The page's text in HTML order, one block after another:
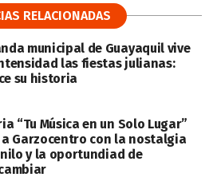
RELACIONADAS
municipal de Guayaquil vive
las fiestas julianas:
su historia
“Tu Música en un Solo Lugar”
Garzocentro con la nostalgia
y la oportundiad de